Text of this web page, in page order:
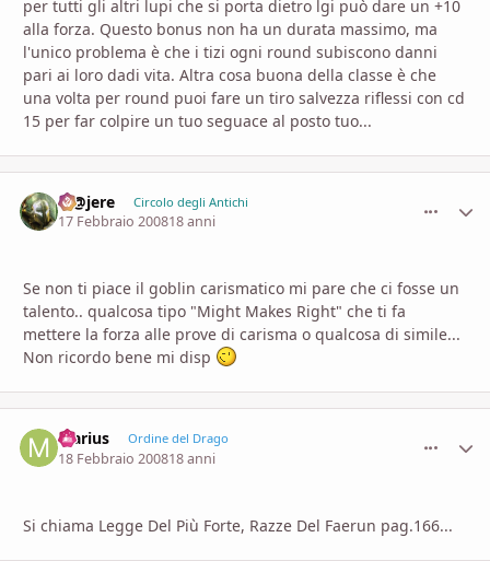
per tutti gli altri lupi che si porta dietro lgi può dare un +10
alla forza. Questo bonus non ha un durata massimo, ma
l'unico problema è che i tizi ogni round subiscono danni
pari ai loro dadi vita. Altra cosa buona della classe è che
una volta per round puoi fare un tiro salvezza riflessi con cd
15 per far colpire un tuo seguace al posto tuo...
M@jere Circolo degli Antichi
17 Febbraio 200818 anni
Se non ti piace il goblin carismatico mi pare che ci fosse un
talento.. qualcosa tipo "Might Makes Right" che ti fa
mettere la forza alle prove di carisma o qualcosa di simile...
Non ricordo bene mi disp
Marius Ordine del Drago
18 Febbraio 200818 anni
Si chiama Legge Del Più Forte, Razze Del Faerun pag.166...